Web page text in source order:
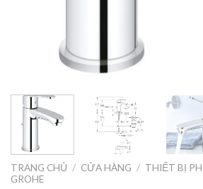
TRANG CHỦ / CỬA HÀNG / THIẾT BỊ
GROHE